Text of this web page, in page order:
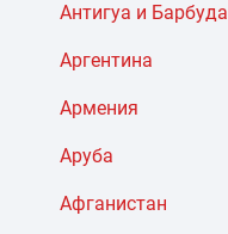
Антигуа и Барбуда
Аргентина
Армения
Аруба
Афганистан